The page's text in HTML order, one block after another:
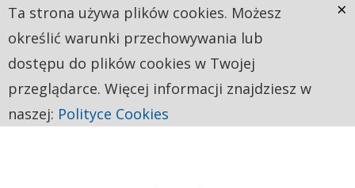
Ta strona używa plików cookies. Możesz
określić warunki przechowywania lub
dostępu do plików cookies w Twojej
przeglądarce. Więcej informacji znajdziesz w
naszej: Polityce Cookies
×